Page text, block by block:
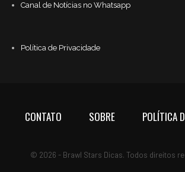
Canal de Notícias no Whatsapp
Política de Privacidade
CONTATO SOBRE POLÍTICA
© 2026 - Brawl Stars Dicas. Todos direitos